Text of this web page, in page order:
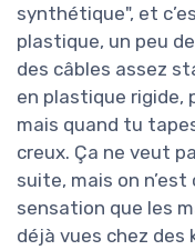
synthétique", et
plastique, un peu
des câbles assez
en plastique rigide,
mais quand tu
creux. Ça ne veut
suite, mais on
sensation que les
déjà vues chez